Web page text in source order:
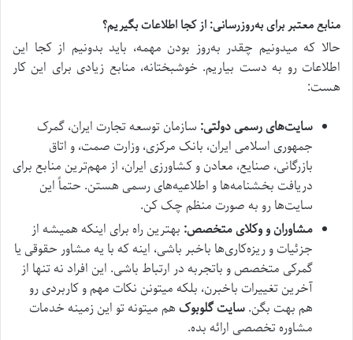
منابع معتبر برای به‌روزرسانی: از کجا اطلاعات بگیریم؟
حالا که میدونیم چقدر به‌روز بودن مهمه، باید بدونیم از کجا این
اطلاعات رو به دست بیاریم. خوشبختانه، منابع زیادی برای این کار
هست:
سایت‌های رسمی دولتی: سازمان توسعه تجارت ایران، گمرک
جمهوری اسلامی ایران، بانک مرکزی، وزارت صمت، و اتاق
بازرگانی، صنایع، معادن و کشاورزی ایران، از مهم‌ترین منابع برای
دریافت بخشنامه‌ها و اطلاعیه‌های رسمی هستن. حتماً این
سایت‌ها رو به صورت منظم چک کن.
مشاوران و وکلای متخصص: بهترین راه برای اینکه همیشه از
جزئیات و ریزه‌کاری‌ها باخبر باشی، اینه که با یه مشاور حقوقی یا
گمرکی متخصص و باتجربه در ارتباط باشی. این افراد نه تنها از
آخرین تغییرات باخبرن، بلکه میتونن نکات مهم و کاربردی رو
هم بهت بگن.سایت گلوبوکهم میتونه تو این زمینه خدمات
مشاوره تخصصی ارائه بده.